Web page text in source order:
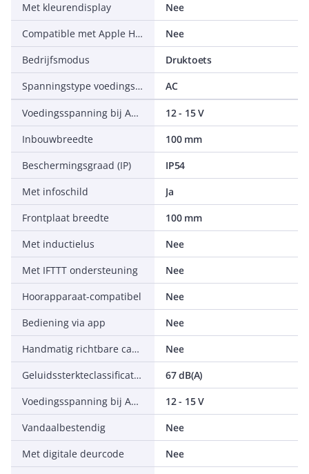
Met kleurendisplay
Nee
Compatible met Apple HomeKit
Nee
Bedrijfsmodus
Druktoets
Spanningstype voedingsspanning
AC
Voedingsspanning bij AC 50Hz
12 - 15 V
Inbouwbreedte
100 mm
Beschermingsgraad (IP)
IP54
Met infoschild
Ja
Frontplaat breedte
100 mm
Met inductielus
Nee
Met IFTTT ondersteuning
Nee
Hoorapparaat-compatibel
Nee
Bediening via app
Nee
Handmatig richtbare camera
Nee
Geluidssterkteclassificatie volgens EN 62820-1-1
67 dB(A)
Voedingsspanning bij AC 60Hz
12 - 15 V
Vandaalbestendig
Nee
Met digitale deurcode
Nee